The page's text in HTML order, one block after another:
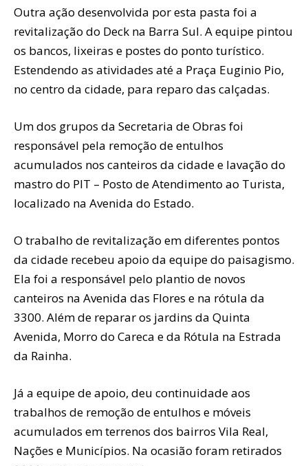
Outra ação desenvolvida por esta pasta foi a
revitalização do Deck na Barra Sul. A equipe pintou
os bancos, lixeiras e postes do ponto turístico.
Estendendo as atividades até a Praça Euginio Pio,
no centro da cidade, para reparo das calçadas.
Um dos grupos da Secretaria de Obras foi
responsável pela remoção de entulhos
acumulados nos canteiros da cidade e lavação do
mastro do PIT – Posto de Atendimento ao Turista,
localizado na Avenida do Estado.
O trabalho de revitalização em diferentes pontos
da cidade recebeu apoio da equipe do paisagismo.
Ela foi a responsável pelo plantio de novos
canteiros na Avenida das Flores e na rótula da
3300. Além de reparar os jardins da Quinta
Avenida, Morro do Careca e da Rótula na Estrada
da Rainha.
Já a equipe de apoio, deu continuidade aos
trabalhos de remoção de entulhos e móveis
acumulados em terrenos dos bairros Vila Real,
Nações e Municípios. Na ocasião foram retirados